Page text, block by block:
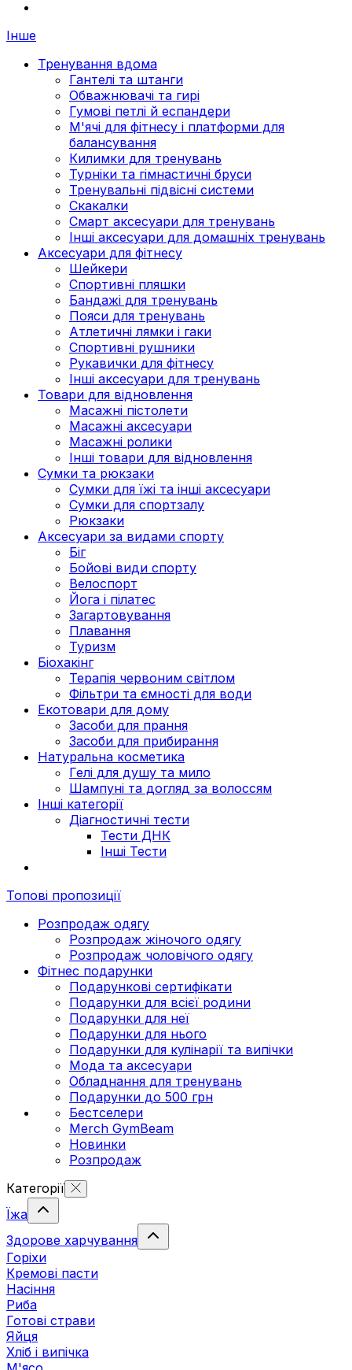
Інше
Тренування вдома
Гантелі та штанги
Обважнювачі та гирі
Гумові петлі й еспандери
М'ячі для фітнесу і платформи для
балансування
Килимки для тренувань
Турніки та гімнастичні бруси
Тренувальні підвісні системи
Скакалки
Смарт аксесуари для тренувань
Інші аксесуари для домашніх тренувань
Аксесуари для фітнесу
Шейкери
Спортивні пляшки
Бандажі для тренувань
Пояси для тренувань
Атлетичні лямки і гаки
Спортивні рушники
Рукавички для фітнесу
Інші аксесуари для тренувань
Товари для відновлення
Масажні пістолети
Масажні аксесуари
Масажні ролики
Інші товари для відновлення
Сумки та рюкзаки
Сумки для їжі та інші аксесуари
Сумки для спортзалу
Рюкзаки
Аксесуари за видами спорту
Біг
Бойові види спорту
Велоспорт
Йога і пілатес
Загартовування
Плавання
Туризм
Біохакінг
Терапія червоним світлом
Фільтри та ємності для води
Екотовари для дому
Засоби для прання
Засоби для прибирання
Натуральна косметика
Гелі для душу та мило
Шампуні та догляд за волоссям
Інші категорії
Діагностичні тести
Тести ДНК
Інші Тести
Топові пропозиції
Розпродаж одягу
Розпродаж жіночого одягу
Розпродаж чоловічого одягу
Фітнес подарунки
Подарункові сертифікати
Подарунки для всієї родини
Подарунки для неї
Подарунки для нього
Подарунки для кулінарії та випічки
Мода та аксесуари
Обладнання для тренувань
Подарунки до 500 грн
Бестселери
Merch GymBeam
Новинки
Розпродаж
Категорії
Їжа
Здорове харчування
Горіхи
Кремові пасти
Насіння
Риба
Готові страви
Яйця
Хліб і випічка